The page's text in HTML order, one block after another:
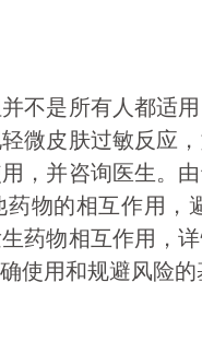
不是所有人都适
微皮肤过敏反应
，并咨询医生。
物的相互作用，
药物相互作用，详
使用和规避风险的